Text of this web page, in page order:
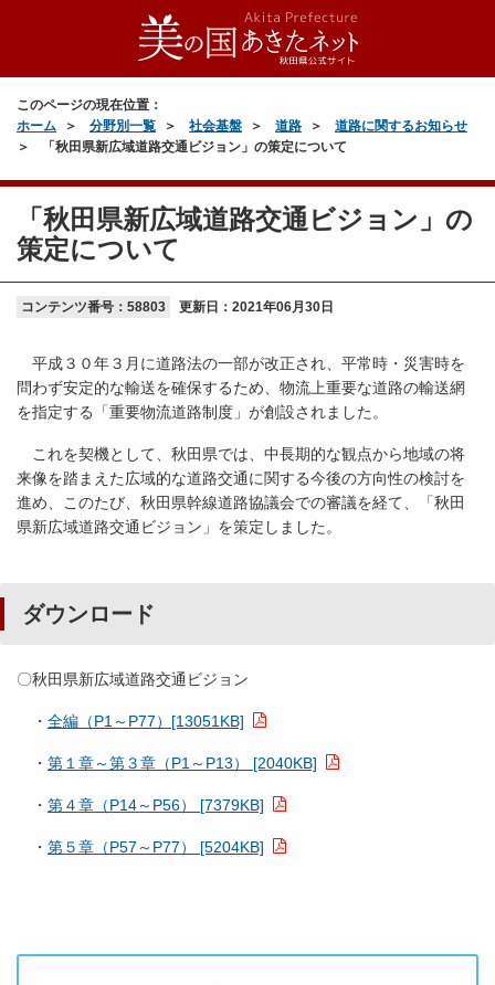
このページの現在位置：
ホーム
分野別一覧 社会基盤 道路
道路に関するお知らせ
「秋田県新広域道路交通ビジョン」の策定について
「秋田県新広域道路交通ビジョン」の
策定について
コンテンツ番号：58803 更新日： 2021年06月30日
平成３０年３月に道路法の一部が改正され、平常時・災害時を
問わず安定的な輸送を確保するため、物流上重要な道路の輸送網
を指定する「重要物流道路制度」が創設されました。
これを契機として、秋田県では、中長期的な観点から地域の将
来像を踏まえた広域的な道路交通に関する今後の方向性の検討を
進め、このたび、秋田県幹線道路協議会での審議を経て、「秋田
県新広域道路交通ビジョン」を策定しました。
ダウンロード
〇秋田県新広域道路交通ビジョン
・ 全編（P1～P77）[13051KB]
・ 第１章～第３章（P1～P13） [2040KB]
・ 第４章（P14～P56） [7379KB]
・ 第５章（P57～P77） [5204KB]